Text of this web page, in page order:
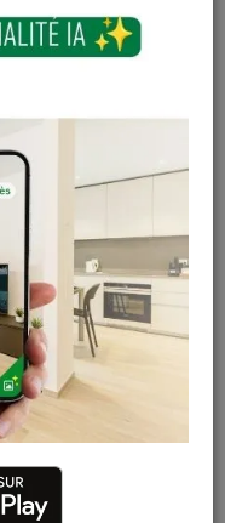
Hors stock
Hors stock
obtenir le temps de
photos peuvent